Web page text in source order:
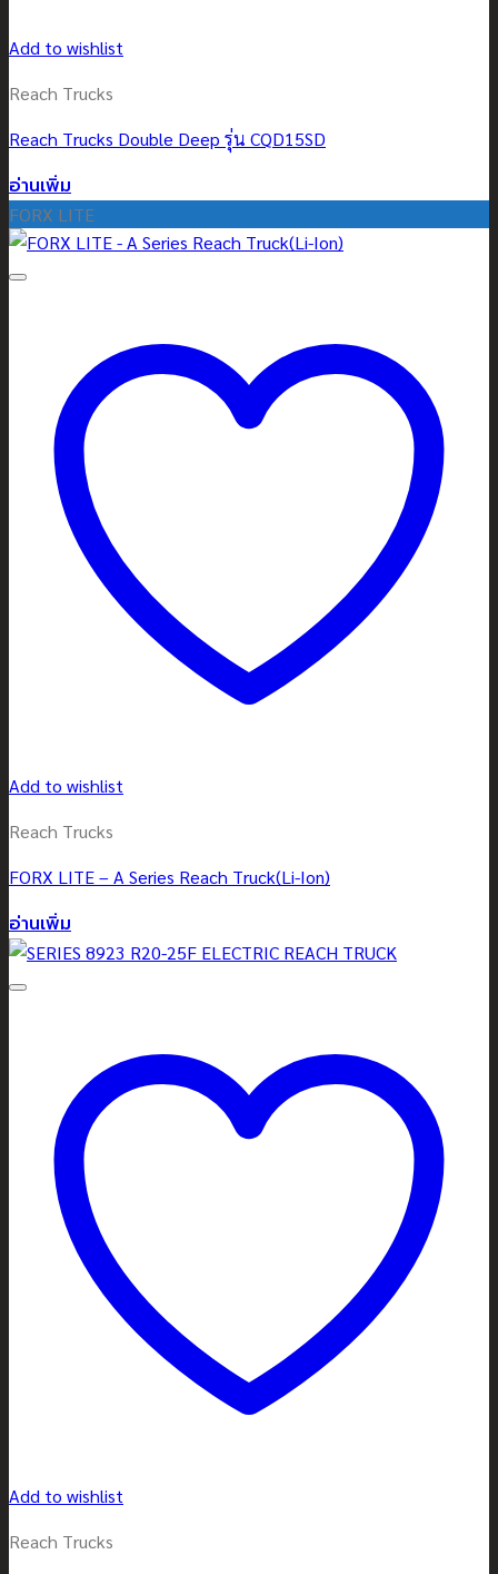
Add to wishlist
Reach Trucks
Reach Trucks Double Deep รุ่น CQD15SD
อ่านเพิ่ม
FORX LITE
Add to wishlist
Reach Trucks
FORX LITE – A Series Reach Truck(Li-Ion)
อ่านเพิ่ม
Add to wishlist
Reach Trucks